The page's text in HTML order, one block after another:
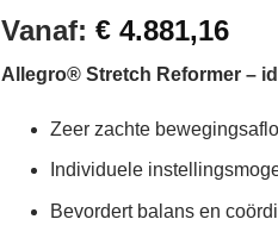
Vanaf: € 4.881,16
Allegro® Stretch Reformer –
Zeer zachte
Individuele
Bevordert balans en